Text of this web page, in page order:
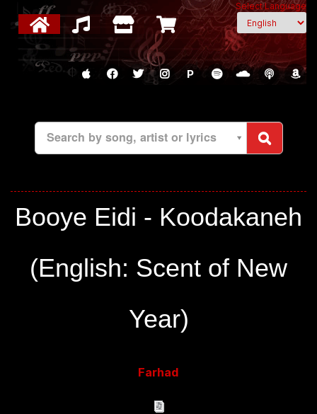
Select Language
P
Search by song, artist or lyrics
Booye Eidi - Koodakaneh
(English: Scent of New
Year)
Farhad